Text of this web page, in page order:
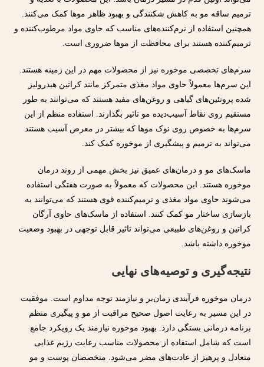
ترمیم ساقه مو به کاهش شکنندگی و بهبود ظاهر موها کمک می‌کنند.
همچنین استفاده از نرم‌کننده‌های مناسب که حاوی مواد مرطوب‌کننده و
ترمیم‌کننده هستند برای محافظت از موها ضروری است.
سرم‌های تخصصی موخوره نیز از محصولات مهم در این زمینه هستند.
این سرم‌ها معمولاً حاوی مواد مغذی متمرکز مانند کراتین هیدرولیز
شده پروتئین‌های گیاهی و روغن‌های مفید هستند که می‌توانند به طور
مستقیم روی نقاط آسیب‌دیده مو تاثیر بگذارند. استفاده منظم از این
سرم‌ها به خصوص روی نوک موها که بیشتر در معرض آسیب هستند
می‌تواند به ترمیم و پیشگیری از موخوره کمک کند.
ماسک‌های مو و درمان‌های عمیق نیز بخش مهمی از روند درمان
موخوره هستند. این محصولات که معمولاً به صورت هفتگی استفاده
می‌شوند حاوی مواد مغذی و ترمیم‌کننده قوی هستند که می‌توانند به
بازسازی ساختار مو کمک کنند. استفاده از ماسک‌های حاوی آرگان
کراتین و روغن‌های طبیعی می‌تواند تاثیر قابل توجهی در بهبود وضعیت
موخوره داشته باشد.
نتیجه‌گیری و توصیه‌های نهایی
درمان موخوره فرآیندی زمان‌بر و نیازمند توجه مداوم است. موفقیت
در این مسیر به رعایت اصول صحیح مراقبت از مو و پیگیری منظم
برنامه درمانی بستگی دارد. بهبود موخوره نیازمند یک رویکرد جامع
است که شامل استفاده از محصولات مناسب رعایت رژیم غذایی
متعادل و پرهیز از عادت‌های مضر می‌شود. متخصصان پوست و مو